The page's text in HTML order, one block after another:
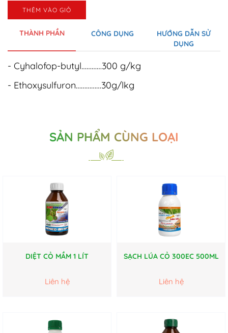
THÊM VÀO GIỎ
THÀNH PHẦN CÔNG DỤNG
HƯỚNG DẪN SỬ
DỤNG
- Cyhalofop-butyl…………300 g/kg
- Ethoxysulfuron……………30g/lkg
SẢN PHẨM CÙNG LOẠI
DIỆT CỎ MẦM 1 LÍT
Liên hệ
SẠCH LÚA CỎ 300EC 500ML
Liên hệ